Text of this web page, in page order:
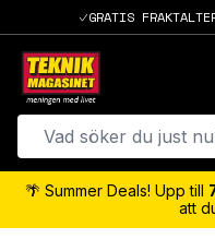
GRATIS
🌴 Summer Deals! Upp till
att